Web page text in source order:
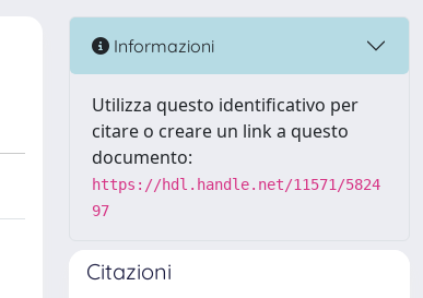
Informazioni
Utilizza questo identificativo per
citare o creare un link a questo
documento:
https://hdl.handle.net/11571/5824
97
Citazioni